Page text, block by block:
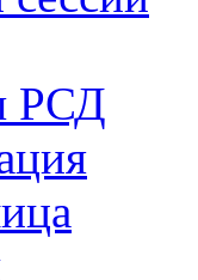
РСД